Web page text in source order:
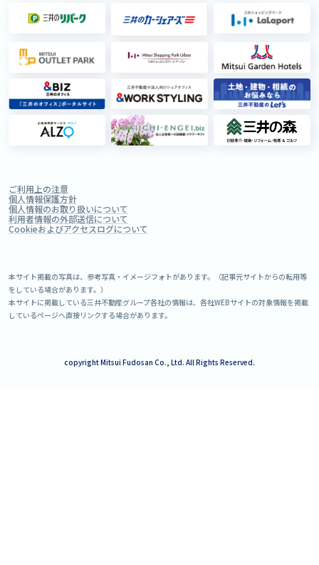
ご利用上の注意
個人情報保護方針
個人情報のお取り扱いについて
利用者情報の外部送信について
Cookieおよびアクセスログについて
本サイト掲載の写真は、参考写真・イメージフォトがあります。（記事元サイトからの転用等
をしている場合があります。）
本サイトに掲載している三井不動産グループ各社の情報は、各社WEBサイトの対象情報を掲載
しているページへ直接リンクする場合があります。
copyright Mitsui Fudosan Co., Ltd. All Rights Reserved.